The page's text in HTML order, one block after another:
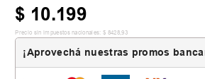
$ 10.199
Precio sin impuestos nacionales: $ 8428,93
¡Aprovechá nuestras promos